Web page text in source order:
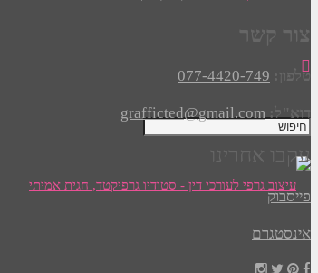
צור קשר
טלפון: 077-4420-749
דוא"ל:grafficted@gmail.com
עקבו אחרינו
פייסבוק
אינסטגרם